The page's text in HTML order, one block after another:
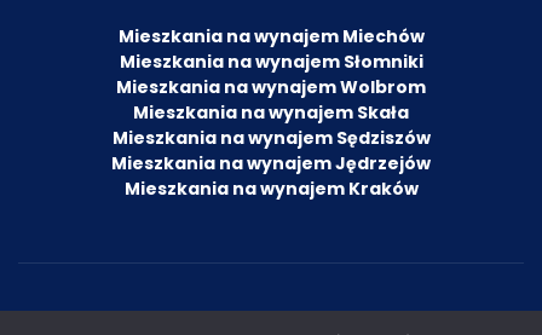
Mieszkania na wynajem Miechów
Mieszkania na wynajem Słomniki
Mieszkania na wynajem Wolbrom
Mieszkania na wynajem Skała
Mieszkania na wynajem Sędziszów
Mieszkania na wynajem Jędrzejów
Mieszkania na wynajem Kraków
© 2022 by Agencja Nieruchomości i Ubezpieczeń